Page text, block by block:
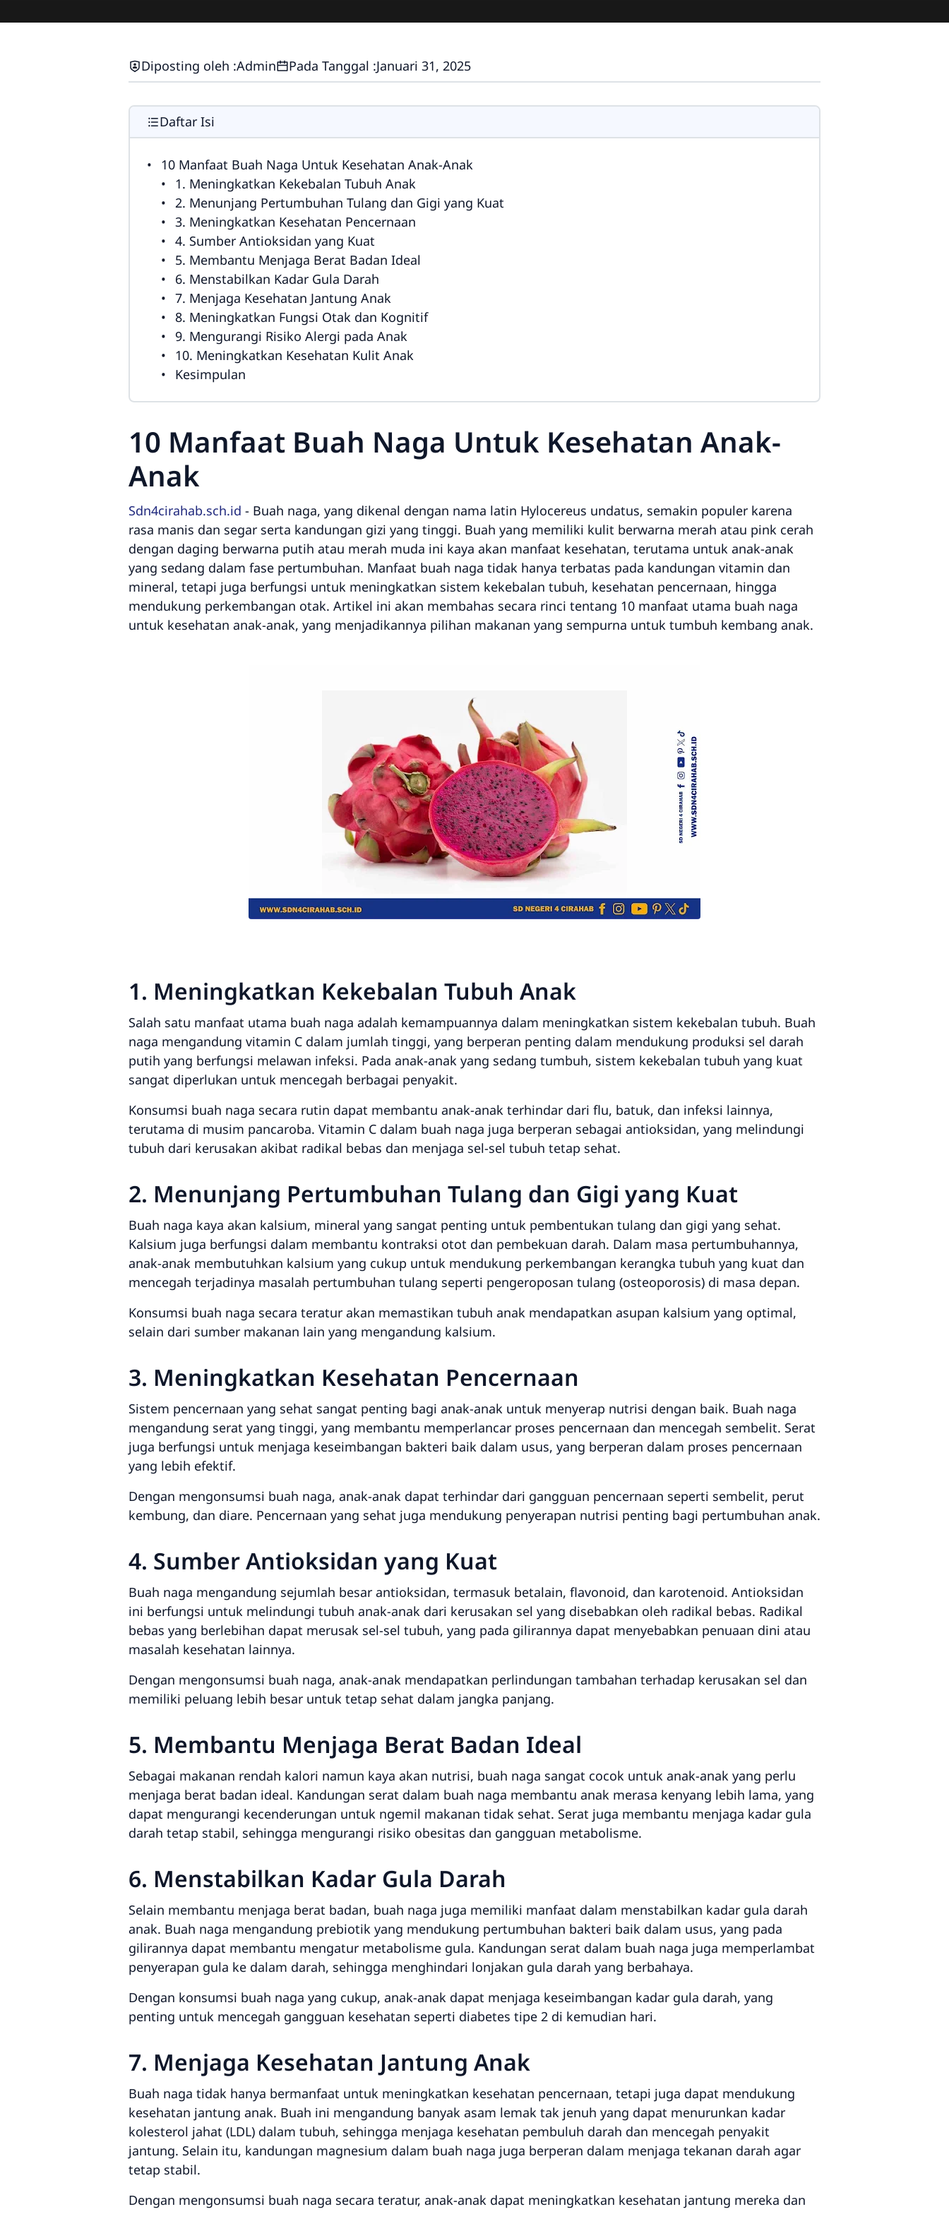
Diposting oleh :Admin Pada Tanggal :Januari 31, 2025
Daftar Isi
10 Manfaat Buah Naga Untuk Kesehatan Anak-Anak
1. Meningkatkan Kekebalan Tubuh Anak
2. Menunjang Pertumbuhan Tulang dan Gigi yang Kuat
3. Meningkatkan Kesehatan Pencernaan
4. Sumber Antioksidan yang Kuat
5. Membantu Menjaga Berat Badan Ideal
6. Menstabilkan Kadar Gula Darah
7. Menjaga Kesehatan Jantung Anak
8. Meningkatkan Fungsi Otak dan Kognitif
9. Mengurangi Risiko Alergi pada Anak
10. Meningkatkan Kesehatan Kulit Anak
Kesimpulan
10 Manfaat Buah Naga Untuk Kesehatan Anak-
Anak
Sdn4cirahab.sch.id - Buah naga, yang dikenal dengan nama latin Hylocereus undatus, semakin populer karena
rasa manis dan segar serta kandungan gizi yang tinggi. Buah yang memiliki kulit berwarna merah atau pink cerah
dengan daging berwarna putih atau merah muda ini kaya akan manfaat kesehatan, terutama untuk anak-anak
yang sedang dalam fase pertumbuhan. Manfaat buah naga tidak hanya terbatas pada kandungan vitamin dan
mineral, tetapi juga berfungsi untuk meningkatkan sistem kekebalan tubuh, kesehatan pencernaan, hingga
mendukung perkembangan otak. Artikel ini akan membahas secara rinci tentang 10 manfaat utama buah naga
untuk kesehatan anak-anak, yang menjadikannya pilihan makanan yang sempurna untuk tumbuh kembang anak.
1. Meningkatkan Kekebalan Tubuh Anak
Salah satu manfaat utama buah naga adalah kemampuannya dalam meningkatkan sistem kekebalan tubuh. Buah
naga mengandung vitamin C dalam jumlah tinggi, yang berperan penting dalam mendukung produksi sel darah
putih yang berfungsi melawan infeksi. Pada anak-anak yang sedang tumbuh, sistem kekebalan tubuh yang kuat
sangat diperlukan untuk mencegah berbagai penyakit.
Konsumsi buah naga secara rutin dapat membantu anak-anak terhindar dari flu, batuk, dan infeksi lainnya,
terutama di musim pancaroba. Vitamin C dalam buah naga juga berperan sebagai antioksidan, yang melindungi
tubuh dari kerusakan akibat radikal bebas dan menjaga sel-sel tubuh tetap sehat.
2. Menunjang Pertumbuhan Tulang dan Gigi yang Kuat
Buah naga kaya akan kalsium, mineral yang sangat penting untuk pembentukan tulang dan gigi yang sehat.
Kalsium juga berfungsi dalam membantu kontraksi otot dan pembekuan darah. Dalam masa pertumbuhannya,
anak-anak membutuhkan kalsium yang cukup untuk mendukung perkembangan kerangka tubuh yang kuat dan
mencegah terjadinya masalah pertumbuhan tulang seperti pengeroposan tulang (osteoporosis) di masa depan.
Konsumsi buah naga secara teratur akan memastikan tubuh anak mendapatkan asupan kalsium yang optimal,
selain dari sumber makanan lain yang mengandung kalsium.
3. Meningkatkan Kesehatan Pencernaan
Sistem pencernaan yang sehat sangat penting bagi anak-anak untuk menyerap nutrisi dengan baik. Buah naga
mengandung serat yang tinggi, yang membantu memperlancar proses pencernaan dan mencegah sembelit. Serat
juga berfungsi untuk menjaga keseimbangan bakteri baik dalam usus, yang berperan dalam proses pencernaan
yang lebih efektif.
Dengan mengonsumsi buah naga, anak-anak dapat terhindar dari gangguan pencernaan seperti sembelit, perut
kembung, dan diare. Pencernaan yang sehat juga mendukung penyerapan nutrisi penting bagi pertumbuhan anak.
4. Sumber Antioksidan yang Kuat
Buah naga mengandung sejumlah besar antioksidan, termasuk betalain, flavonoid, dan karotenoid. Antioksidan
ini berfungsi untuk melindungi tubuh anak-anak dari kerusakan sel yang disebabkan oleh radikal bebas. Radikal
bebas yang berlebihan dapat merusak sel-sel tubuh, yang pada gilirannya dapat menyebabkan penuaan dini atau
masalah kesehatan lainnya.
Dengan mengonsumsi buah naga, anak-anak mendapatkan perlindungan tambahan terhadap kerusakan sel dan
memiliki peluang lebih besar untuk tetap sehat dalam jangka panjang.
5. Membantu Menjaga Berat Badan Ideal
Sebagai makanan rendah kalori namun kaya akan nutrisi, buah naga sangat cocok untuk anak-anak yang perlu
menjaga berat badan ideal. Kandungan serat dalam buah naga membantu anak merasa kenyang lebih lama, yang
dapat mengurangi kecenderungan untuk ngemil makanan tidak sehat. Serat juga membantu menjaga kadar gula
darah tetap stabil, sehingga mengurangi risiko obesitas dan gangguan metabolisme.
6. Menstabilkan Kadar Gula Darah
Selain membantu menjaga berat badan, buah naga juga memiliki manfaat dalam menstabilkan kadar gula darah
anak. Buah naga mengandung prebiotik yang mendukung pertumbuhan bakteri baik dalam usus, yang pada
gilirannya dapat membantu mengatur metabolisme gula. Kandungan serat dalam buah naga juga memperlambat
penyerapan gula ke dalam darah, sehingga menghindari lonjakan gula darah yang berbahaya.
Dengan konsumsi buah naga yang cukup, anak-anak dapat menjaga keseimbangan kadar gula darah, yang
penting untuk mencegah gangguan kesehatan seperti diabetes tipe 2 di kemudian hari.
7. Menjaga Kesehatan Jantung Anak
Buah naga tidak hanya bermanfaat untuk meningkatkan kesehatan pencernaan, tetapi juga dapat mendukung
kesehatan jantung anak. Buah ini mengandung banyak asam lemak tak jenuh yang dapat menurunkan kadar
kolesterol jahat (LDL) dalam tubuh, sehingga menjaga kesehatan pembuluh darah dan mencegah penyakit
jantung. Selain itu, kandungan magnesium dalam buah naga juga berperan dalam menjaga tekanan darah agar
tetap stabil.
Dengan mengonsumsi buah naga secara teratur, anak-anak dapat meningkatkan kesehatan jantung mereka dan